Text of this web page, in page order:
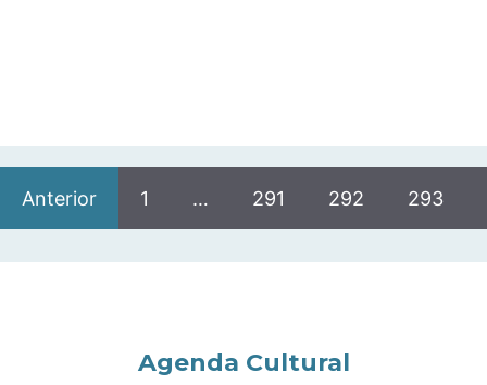
Anterior 1 … 291 292 293
Agenda Cultural